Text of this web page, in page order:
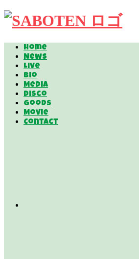
Home
News
Live
Bio
Media
Disco
Goods
Movie
Contact